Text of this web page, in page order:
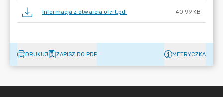
Informacja z otwarcia ofert.pdf 40.99 KB
DRUKUJ ZAPISZ DO PDF METRYCZKA